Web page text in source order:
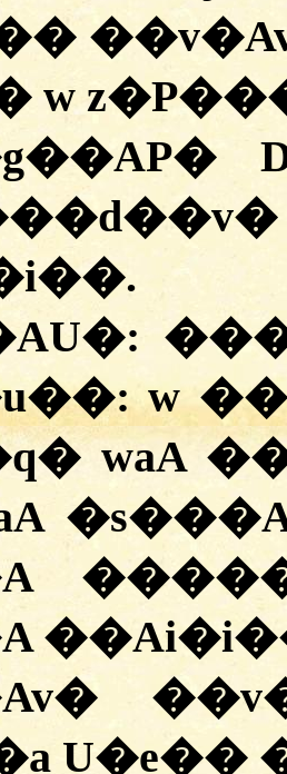
w
w
waA
U�e��